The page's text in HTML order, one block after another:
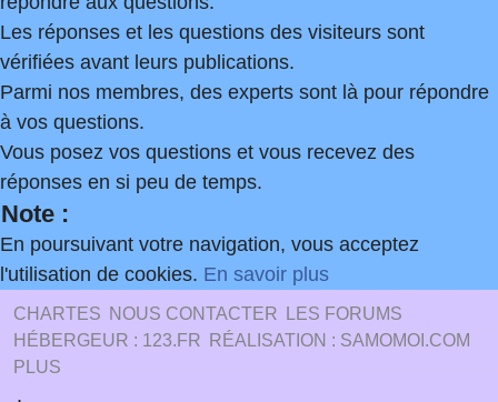
Les réponses et les questions des visiteurs sont
vérifiées avant leurs publications.
Parmi nos membres, des experts sont là pour répondre
à vos questions.
Vous posez vos questions et vous recevez des
réponses en si peu de temps.
Note :
En poursuivant votre navigation, vous acceptez
l'utilisation de cookies. En savoir plus
CHARTES NOUS CONTACTER
LES FORUMS
HÉBERGEUR : 123.FR
RÉALISATION : SAMOMOI.COM
PLUS
.